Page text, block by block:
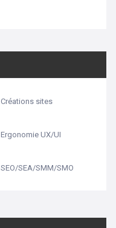
Créations sites
Ergonomie UX/UI
SEO/SEA/SMM/SMO